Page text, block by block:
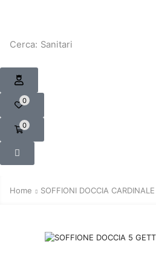
Cerca: Sanitari
0
0
Home SOFFIONI DOCCIA